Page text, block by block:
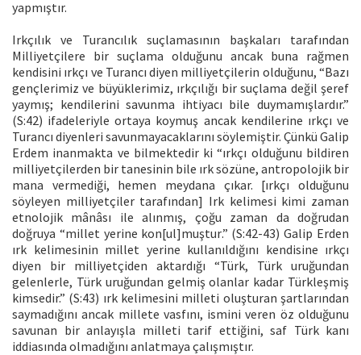
yapmıştır.
Irkçılık ve Turancılık suçlamasının başkaları tarafından
Milliyetçilere bir suçlama olduğunu ancak buna rağmen
kendisini ırkçı ve Turancı diyen milliyetçilerin olduğunu, “Bazı
gençlerimiz ve büyüklerimiz, ırkçılığı bir suçlama değil şeref
yaymış; kendilerini savunma ihtiyacı bile duymamışlardır.”
(S:42) ifadeleriyle ortaya koymuş ancak kendilerine ırkçı ve
Turancı diyenleri savunmayacaklarını söylemiştir. Çünkü Galip
Erdem inanmakta ve bilmektedir ki “ırkçı olduğunu bildiren
milliyetçilerden bir tanesinin bile ırk sözüne, antropolojik bir
mana vermediği, hemen meydana çıkar. [ırkçı olduğunu
söyleyen milliyetçiler tarafından] Irk kelimesi kimi zaman
etnolojik mânâsı ile alınmış, çoğu zaman da doğrudan
doğruya “millet yerine kon[ul]muştur.” (S:42-43) Galip Erden
ırk kelimesinin millet yerine kullanıldığını kendisine ırkçı
diyen bir milliyetçiden aktardığı “Türk, Türk uruğundan
gelenlerle, Türk uruğundan gelmiş olanlar kadar Türkleşmiş
kimsedir.” (S:43) ırk kelimesini milleti oluşturan şartlarından
saymadığını ancak millete vasfını, ismini veren öz olduğunu
savunan bir anlayışla milleti tarif ettiğini, saf Türk kanı
iddiasında olmadığını anlatmaya çalışmıştır.